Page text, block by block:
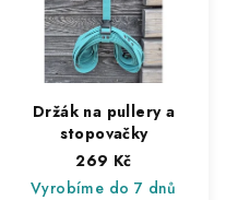
Držák na pullery a
stopovačky
269 Kč
Vyrobíme do 7 dnů